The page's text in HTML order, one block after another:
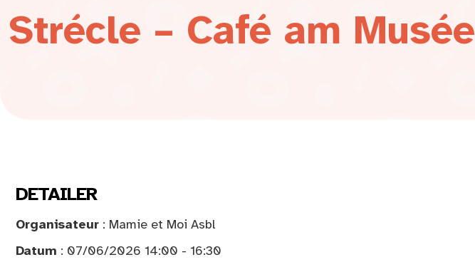
Strécle – Café am Musée
DETAILER
Organisateur : Mamie et Moi Asbl
Datum : 07/06/2026 14:00 - 16:30